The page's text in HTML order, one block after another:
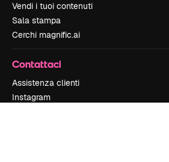
Vendi i tuoi contenuti
Sala stampa
Cerchi magnific.ai
Contattaci
Assistenza clienti
Instagram